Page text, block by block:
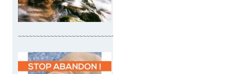
~~~~~~~~~~~~~~~~~~~~~~~~~~~~~~~~~